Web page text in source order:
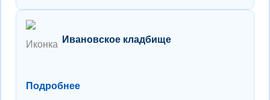
Ивановское кладбище
Подробнее